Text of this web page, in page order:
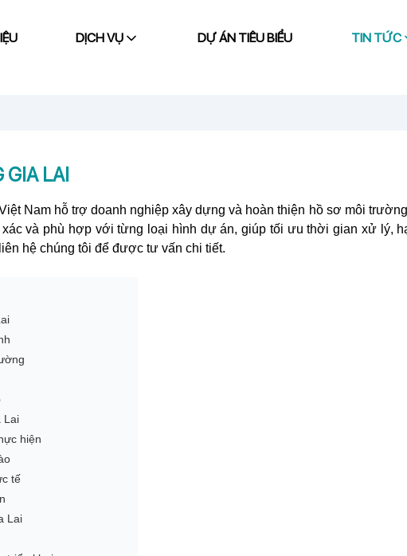
DỊCH VỤ DỰ ÁN TIÊU BIỂU TIN TỨC
LAI
Nam hỗ trợ doanh nghiệp xây dựng và hoàn thiện hồ sơ môi
và phù hợp với từng loại hình dự án, giúp tối ưu thời gian xử lý,
hệ chúng tôi để được tư vấn chi tiết.
Lai
hiện
tế
Lai